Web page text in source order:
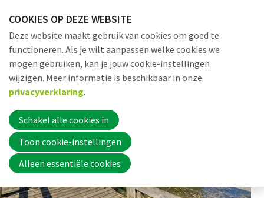
links
over
Jump
to
navigation
to
main
content
Word nu lid
COOKIES OP DEZE WEBSITE
Deze website maakt gebruik van cookies om goed te
functioneren. Als je wilt aanpassen welke cookies we
mogen gebruiken, kan je jouw cookie-instellingen
wijzigen. Meer informatie is beschikbaar in onze
privacyverklaring.
Schakel alle cookies in
Toon cookie-instellingen
Alleen essentiële cookies